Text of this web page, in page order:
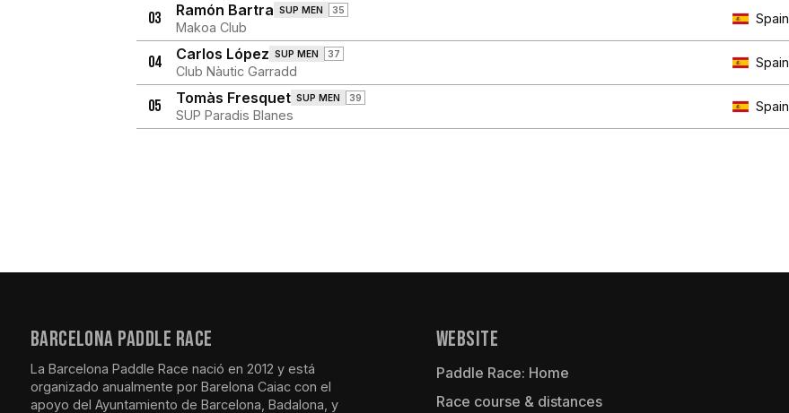
03 Ramón Bartra SUP MEN 35
Makoa Club
Spain
04 Carlos López SUP MEN 37
Club Nàutic Garradd
Spain
05 Tomàs Fresquet SUP MEN 39
SUP Paradis Blanes
Spain
BARCELONA PADDLE RACE
La Barcelona Paddle Race nació en 2012 y está
organizado anualmente por Barelona Caiac con el
apoyo del Ayuntamiento de Barcelona, Badalona, y
Website
Paddle Race: Home
Race course & distances